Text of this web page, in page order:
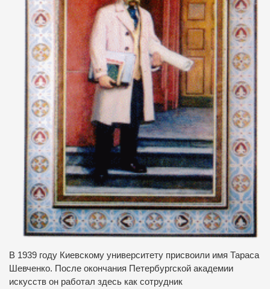
В 1939 году Киевскому университету присвоили имя Тараса
Шевченко. После окончания Петербургской академии
искусств он работал здесь как сотрудник